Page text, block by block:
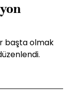
başta olmak